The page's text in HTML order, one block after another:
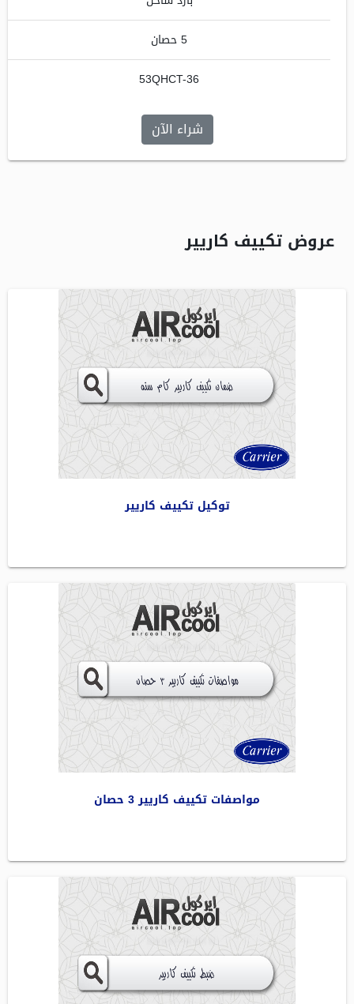
5 حصان
53QHCT-36
شراء الآن
عروض تكييف كاريير
توكيل تكييف كاريير
مواصفات تكييف كاريير 3 حصان